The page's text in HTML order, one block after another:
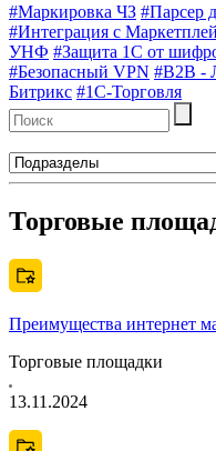
#Маркировка ЧЗ #Парсер
#Интеграция с
УНФ #Защита 1С от
#Безопасный VPN #B2B -
Битрикс #1C-Торговля
Торговые
Преимущества интернет
Торговые площадки
13.11.2024